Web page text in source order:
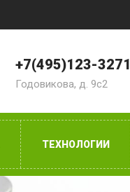
+7(495)123-3271
Годовикова, д. 9с2
ТЕХНОЛОГИИ